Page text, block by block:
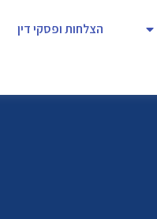
הצלחות ופסקי דין